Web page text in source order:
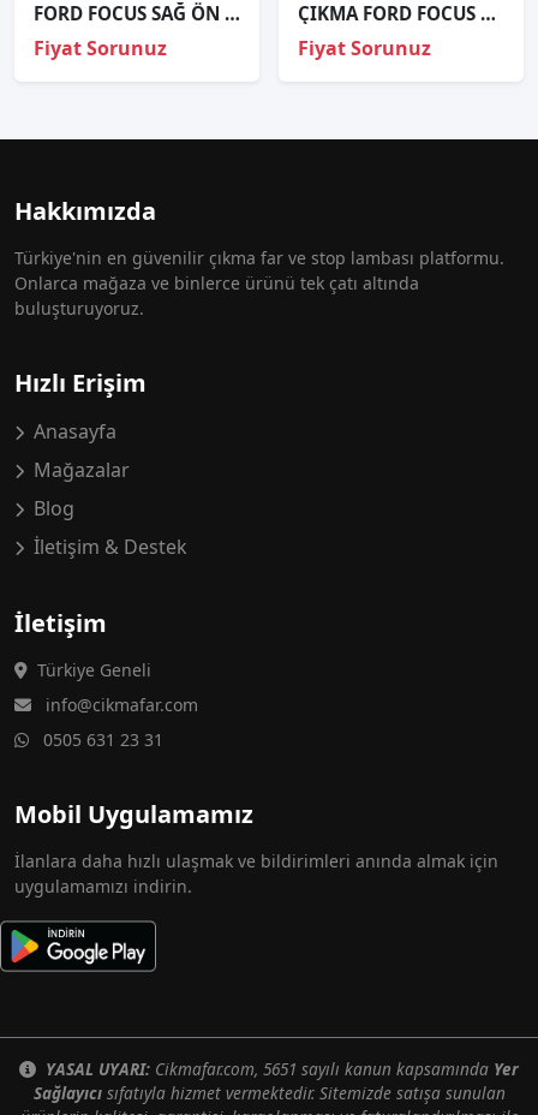
FORD FOCUS SAĞ ÖN FAR ÇIKMA ORJİNAL
Fiyat Sorunuz
ÇIKMA FORD FOCUS 2 FAR ANAHTARI
Fiyat Sorunuz
Hakkımızda
Türkiye'nin en güvenilir çıkma far ve stop lambası platformu.
Onlarca mağaza ve binlerce ürünü tek çatı altında
buluşturuyoruz.
Hızlı Erişim
Anasayfa
Mağazalar
Blog
İletişim & Destek
İletişim
Türkiye Geneli
info@cikmafar.com
0505 631 23 31
Mobil Uygulamamız
İlanlara daha hızlı ulaşmak ve bildirimleri anında almak için
uygulamamızı indirin.
YASAL UYARI: Cikmafar.com, 5651 sayılı kanun kapsamında Yer
Sağlayıcısıfatıyla hizmet vermektedir. Sitemizde satışa sunulan